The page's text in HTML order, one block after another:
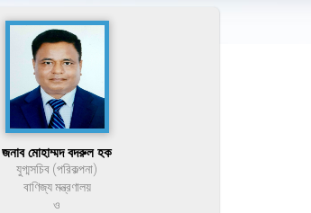
জনাব মোহাম্মদ বদরুল হক
যুগ্মসচিব (পরিকল্পনা)
বাণিজ্য মন্ত্রণালয়
ও